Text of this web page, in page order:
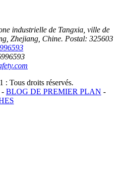
industrielle de Tangxia, ville de
Zhejiang, Chine. Postal: 325603
Tous droits réservés.
- BLOG DE PREMIER PLAN -